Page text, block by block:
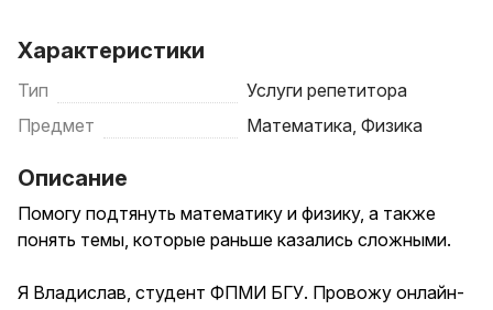
Характеристики
Тип
Услуги репетитора
Предмет
Математика, Физика
Описание
Помогу подтянуть математику и физику, а также
понять темы, которые раньше казались сложными.
Я Владислав, студент ФПМИ БГУ. Провожу онлайн-